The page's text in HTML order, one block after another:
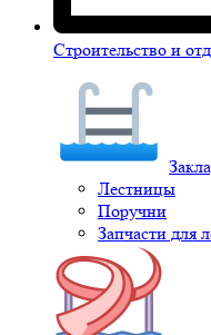
Строительство и
Лестницы
Поручни
Запчасти для